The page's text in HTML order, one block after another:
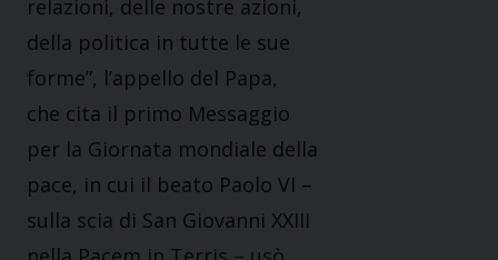
relazioni, delle nostre azioni,
della politica in tutte le sue
forme”, l’appello del Papa,
che cita il primo Messaggio
per la Giornata mondiale della
pace, in cui il beato Paolo VI –
sulla scia di San Giovanni XXIII